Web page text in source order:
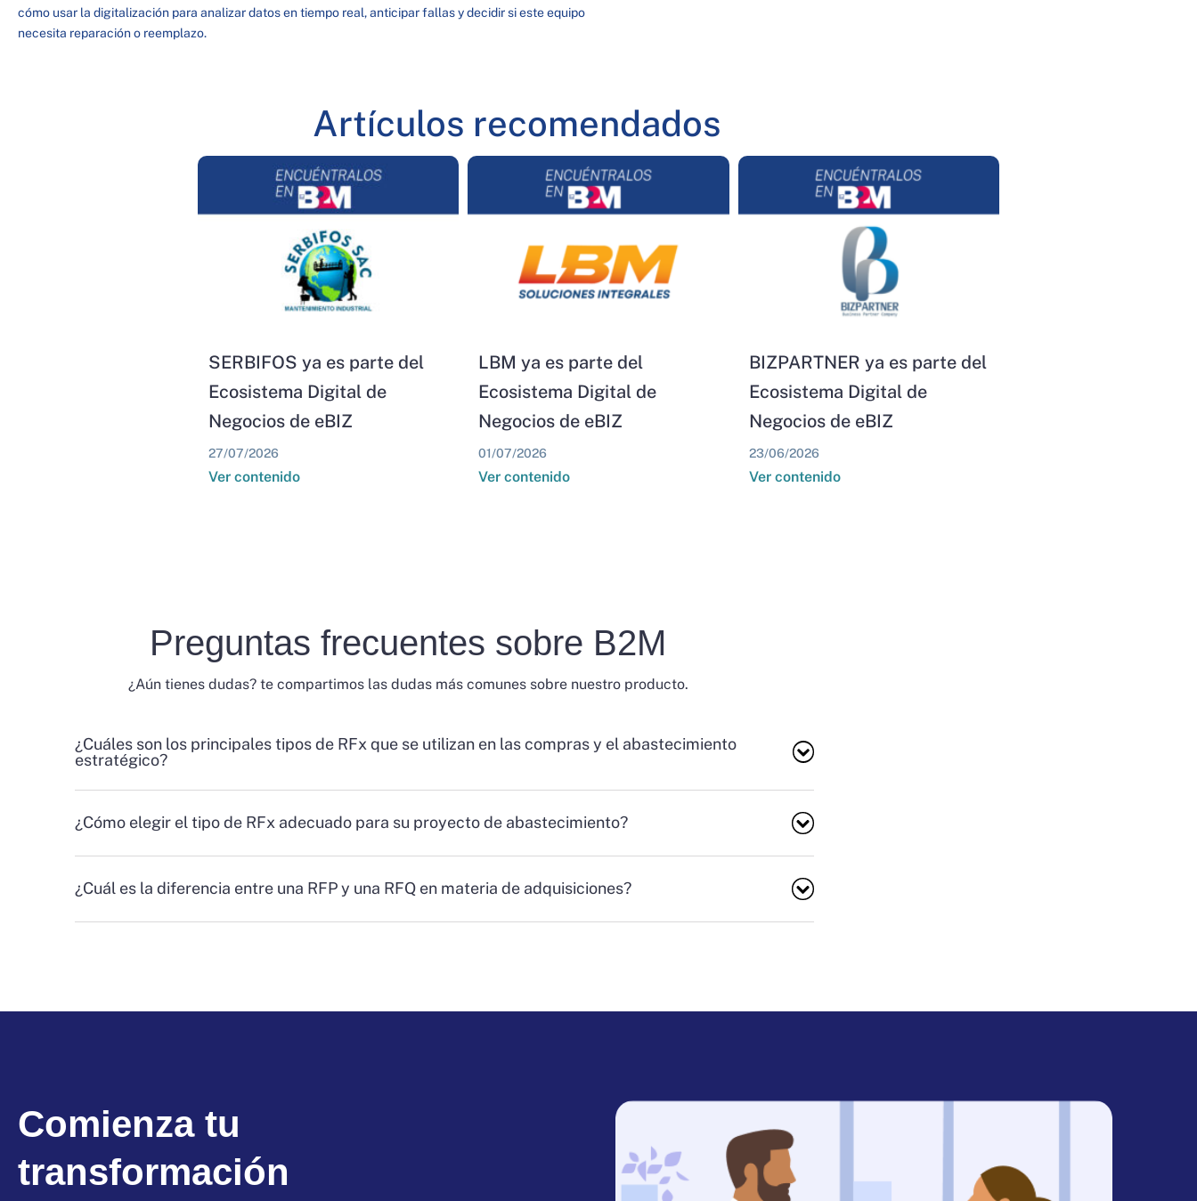
cómo usar la digitalización para analizar datos en tiempo real, anticipar fallas y decidir si este equipo
necesita reparación o reemplazo.
Artículos recomendados
SERBIFOS ya es parte del
Ecosistema Digital de
Negocios de eBIZ
27/07/2026
Ver contenido
LBM ya es parte del
Ecosistema Digital de
Negocios de eBIZ
01/07/2026
Ver contenido
BIZPARTNER ya es parte del
Ecosistema Digital de
Negocios de eBIZ
23/06/2026
Ver contenido
Preguntas frecuentes sobre B2M
¿Aún tienes dudas? te compartimos las dudas más comunes sobre nuestro producto.
¿Cuáles son los principales tipos de RFx que se utilizan en las compras y el abastecimiento
estratégico?
¿Cómo elegir el tipo de RFx adecuado para su proyecto de abastecimiento?
¿Cuál es la diferencia entre una RFP y una RFQ en materia de adquisiciones?
Comienza tu
transformación